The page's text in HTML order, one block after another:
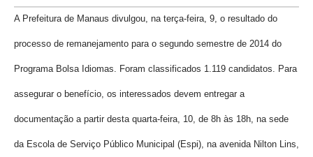
A Prefeitura de Manaus divulgou, na terça-feira, 9, o resultado do
processo de remanejamento para o segundo semestre de 2014 do
Programa Bolsa Idiomas. Foram classificados 1.119 candidatos. Para
assegurar o benefício, os interessados devem entregar a
documentação a partir desta quarta-feira, 10, de 8h às 18h, na sede
da Escola de Serviço Público Municipal (Espi), na avenida Nilton Lins,